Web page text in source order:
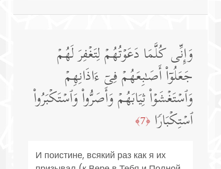
وَإِنِّی كُلَّمَا دَعَوۡتُهُمۡ لِتَغۡفِرَ لَهُمۡ
جَعَلُوۤا۟ أَصَـٰبِعَهُمۡ فِیۤ ءَاذَانِهِمۡ
وَٱسۡتَغۡشَوۡا۟ ثِیَابَهُمۡ وَأَصَرُّوا۟ وَٱسۡتَكۡبَرُوا۟
ٱسۡتِكۡبَارࣰا ﴿7﴾
И поистине, всякий раз как я их